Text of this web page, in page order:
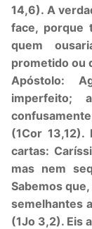
14,6). A
face, porque
quem
prometido ou
Apóstolo:
imperfeito;
(1Cor
cartas:
mas nem
Sabemos
semelhantes
(1Jo 3,2). Eis